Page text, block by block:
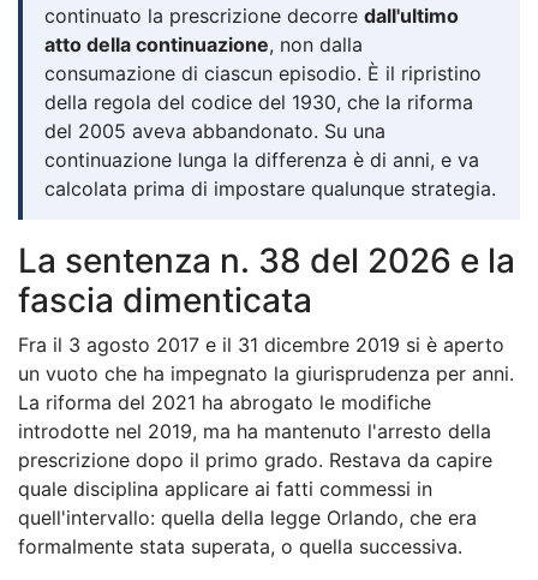
continuato la prescrizione decorre dall'ultimo
atto della continuazione, non dalla
consumazione di ciascun episodio. È il ripristino
della regola del codice del 1930, che la riforma
del 2005 aveva abbandonato. Su una
continuazione lunga la differenza è di anni, e va
calcolata prima di impostare qualunque strategia.
La sentenza n. 38 del 2026 e la
fascia dimenticata
Fra il 3 agosto 2017 e il 31 dicembre 2019 si è aperto
un vuoto che ha impegnato la giurisprudenza per anni.
La riforma del 2021 ha abrogato le modifiche
introdotte nel 2019, ma ha mantenuto l'arresto della
prescrizione dopo il primo grado. Restava da capire
quale disciplina applicare ai fatti commessi in
quell'intervallo: quella della legge Orlando, che era
formalmente stata superata, o quella successiva.